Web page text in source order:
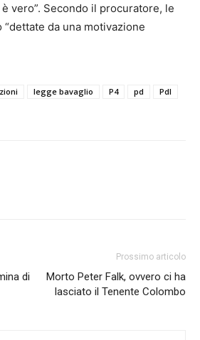
vero”. Secondo il procuratore, le
da una motivazione
legge bavaglio P4 pd
Pdl
di
Prossimo articolo
Morto Peter Falk, ovvero ci ha
lasciato il Tenente Colombo